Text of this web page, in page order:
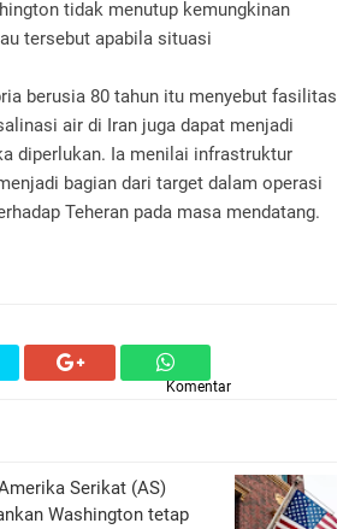
tidak menutup kemungkinan
tersebut apabila situasi
berusia 80 tahun itu menyebut fasilitas
air di Iran juga dapat menjadi
diperlukan. Ia menilai infrastruktur
bagian dari target dalam operasi
Teheran pada masa mendatang.
Komentar
Serikat (AS)
Washington tetap